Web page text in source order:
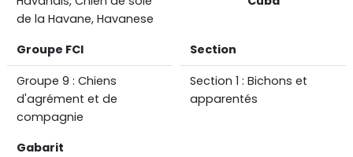
de la Havane, Havanese
Groupe FCI
Groupe 9 : Chiens
d'agrément et de
compagnie
Section
Section 1 : Bichons et
apparentés
Gabarit